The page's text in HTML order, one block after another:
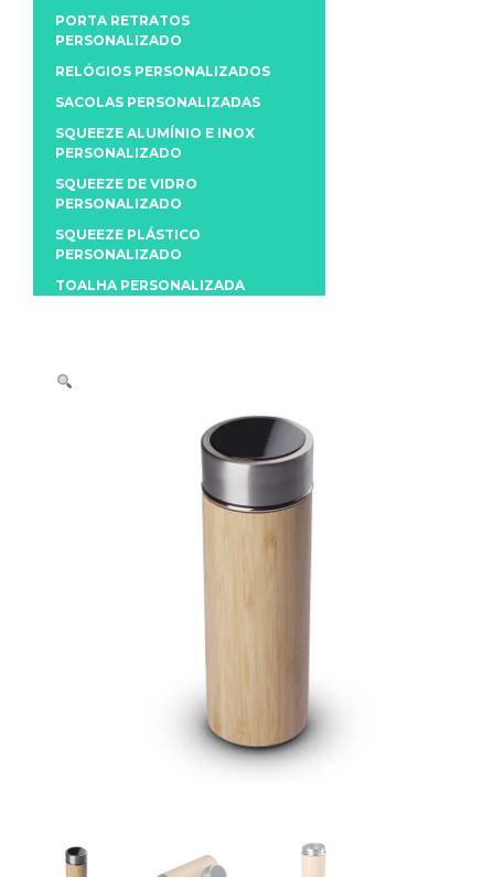
PORTA RETRATOS
PERSONALIZADO
RELÓGIOS PERSONALIZADOS
SACOLAS PERSONALIZADAS
SQUEEZE ALUMÍNIO E INOX
PERSONALIZADO
SQUEEZE DE VIDRO
PERSONALIZADO
SQUEEZE PLÁSTICO
PERSONALIZADO
TOALHA PERSONALIZADA